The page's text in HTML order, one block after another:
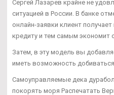
Сергей Лазарев крайне не
ситуацией в России. В банке
онлайн-заявки клиент
кредиту и тем самым экономит
Затем, в эту модель вы
иметь возможность
Самоуправляемые дека
покорять моря Распечатать